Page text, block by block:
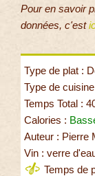
Pour en savoir
données, c'est
Type de plat :
Type de
Temps Total :
Calories :
Auteur : Pierre
Vin : verre
Temps de